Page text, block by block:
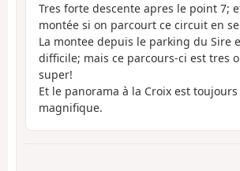
Tres forte descente apres le point 7;
montée si on parcourt ce circuit en
La montee depuis le parking du Sire
difficile; mais ce parcours-ci est tres
super!
Et le panorama à la Croix est toujours
magnifique.